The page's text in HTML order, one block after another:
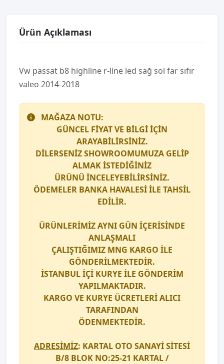
Ürün Açıklaması
Vw passat b8 hi̇ghli̇ne r-li̇ne led sağ sol far sıfır
valeo 2014-2018
MAĞAZA NOTU:
GÜNCEL FİYAT VE BİLGİ İÇİN
ARAYABİLİRSİNİZ.
DİLERSENİZ SHOWROOMUMUZA GELİP
ALMAK İSTEDİĞİNİZ
ÜRÜNÜ İNCELEYEBİLİRSİNİZ.
ÖDEMELER BANKA HAVALESİ İLE TAHSİL
EDİLİR.
ÜRÜNLERİMİZ AYNI GÜN İÇERİSİNDE
ANLAŞMALI
ÇALIŞTIĞIMIZ MNG KARGO İLE
GÖNDERİLMEKTEDİR.
İSTANBUL İÇİ KURYE İLE GÖNDERİM
YAPILMAKTADIR.
KARGO VE KURYE ÜCRETLERİ ALICI
TARAFINDAN
ÖDENMEKTEDİR.
ADRESİMİZ: KARTAL OTO SANAYİ SİTESİ
B/8 BLOK NO:25-21 KARTAL /